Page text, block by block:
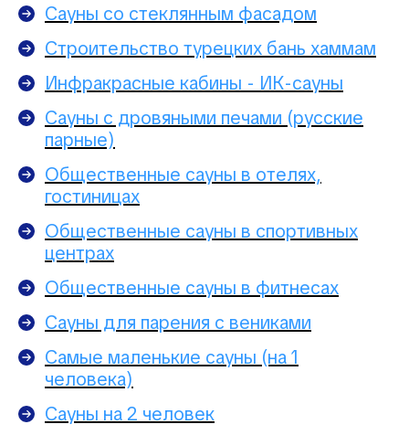
Сауны со стеклянным фасадом
Строительство турецких бань хаммам
Инфракрасные кабины - ИК-сауны
Сауны с дровяными печами (русские
парные)
Общественные сауны в отелях,
гостиницах
Общественные сауны в спортивных
центрах
Общественные сауны в фитнесах
Сауны для парения с вениками
Самые маленькие сауны (на 1
человека)
Сауны на 2 человек